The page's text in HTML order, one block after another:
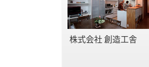
株式会社 創造工舎